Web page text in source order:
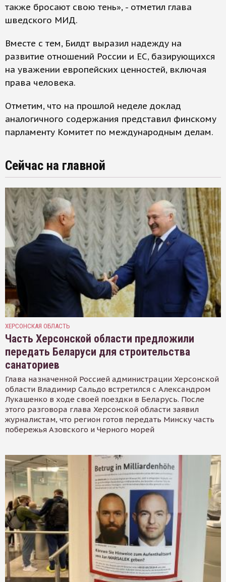
также бросают свою тень», - отметил глава
шведского МИД.
Вместе с тем, Билдт выразил надежду на
развитие отношений России и ЕС, базирующихся
на уважении европейских ценностей, включая
права человека.
Отметим, что на прошлой неделе доклад
аналогичного содержания представил финскому
парламенту Комитет по международным делам.
Сейчас на главной
ХЕРСОНСКАЯ ОБЛАСТЬ
Часть Херсонской области предложили
передать Беларуси для строительства
санаториев
Глава назначенной Россией администрации Херсонской
области Владимир Сальдо встретился с Александром
Лукашенко в ходе своей поездки в Беларусь. После
этого разговора глава Херсонской области заявил
журналистам, что регион готов передать Минску часть
побережья Азовского и Черного морей